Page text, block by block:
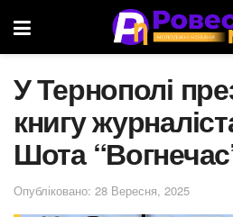
У Тернополі
книгу
Шота
Опубліковано: 28 Вересня, 2025